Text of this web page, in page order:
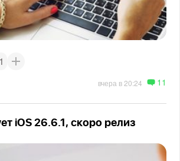
1
вчера в 20:24 11
iOS 26.6.1, скоро релиз